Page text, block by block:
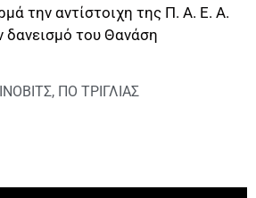
την αντίστοιχη της Π. Α. Ε. Α.
δανεισμό του Θανάση
, ΠΟ ΤΡΙΓΛΙΑΣ